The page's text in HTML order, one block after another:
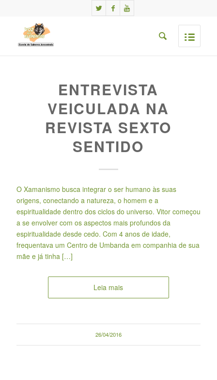
ENTREVISTA
VEICULADA NA
REVISTA SEXTO
SENTIDO
O Xamanismo busca integrar o ser humano às suas
origens, conectando a natureza, o homem e a
espiritualidade dentro dos ciclos do universo. Vitor começou
a se envolver com os aspectos mais profundos da
espiritualidade desde cedo. Com 4 anos de idade,
frequentava um Centro de Umbanda em companhia de sua
mãe e já tinha […]
Leia mais
26/04/2016